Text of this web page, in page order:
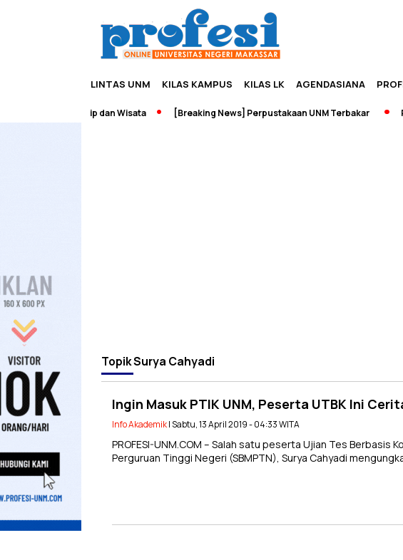
LINTAS UNM KILAS KAMPUS KILAS LK AGENDASIANA
Edupreneurship dan Wisata [Breaking News] Perpustakaan UNM Terbakar
TopikSurya Cahyadi
Ingin Masuk PTIK UNM, Peserta UTBK Ini
Info Akademik| Sabtu, 13 April 2019 - 04:33 WITA
PROFESI-UNM.COM – Salah satu peserta Ujian Tes Berbasis
Perguruan Tinggi Negeri (SBMPTN), Surya Cahyadi